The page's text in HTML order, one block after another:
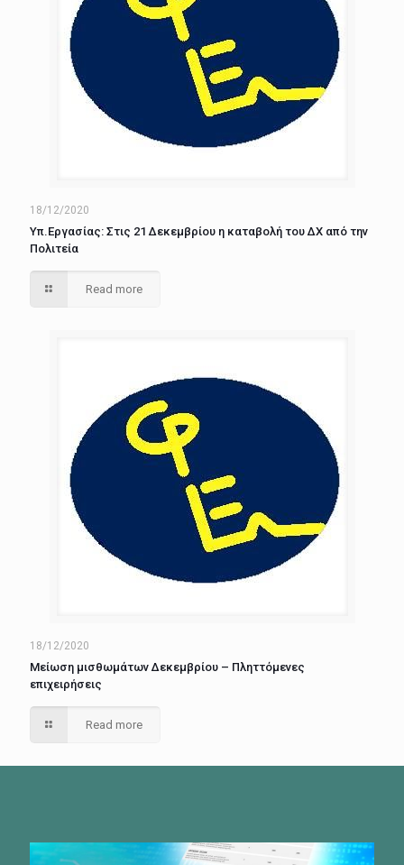
18/12/2020
Υπ.Εργασίας: Στις 21 Δεκεμβρίου η καταβολή του ΔΧ από την
Πολιτεία
Read more
18/12/2020
Μείωση μισθωμάτων Δεκεμβρίου – Πληττόμενες
επιχειρήσεις
Read more